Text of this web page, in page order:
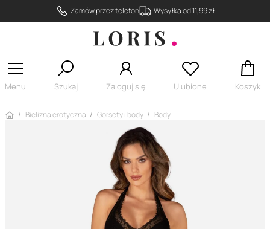
Zamów przez telefon Wysyłka od 11,99 zł
Menu Szukaj Zaloguj się Ulubione Koszyk
Strona główna
Bielizna erotyczna Gorsety i body Body